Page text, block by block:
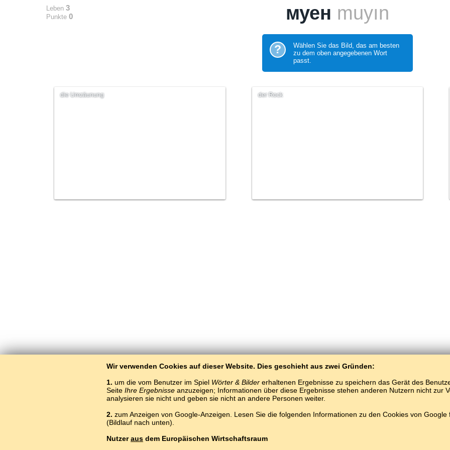
Wir verwenden Cookies auf dieser Website. Dies geschieht aus zwei Gründen:
1. um die vom Benutzer im Spiel Wörter & Bildererhaltenen Ergebnisse zu speichern das Gerät des
Seite Ihre Ergebnisse anzuzeigen; Informationen über diese Ergebnisse stehen anderen Nutzern nicht zur
analysieren sie nicht und geben sie nicht an andere Personen weiter.
2. zum Anzeigen von Google-Anzeigen. Lesen Sie die folgenden Informationen zu den Cookies von
(Bildlauf nach unten).
Nutzeraus dem Europäischen Wirtschaftsraum
Leben 3
Punkte 0 муен muyın
?
Wählen Sie das Bild, das am besten
zu dem oben angegebenen Wort
passt.
die Umzäunung der Rock
BaltoSlav/ Worte und Bilder/ Tatarisch in Bildern